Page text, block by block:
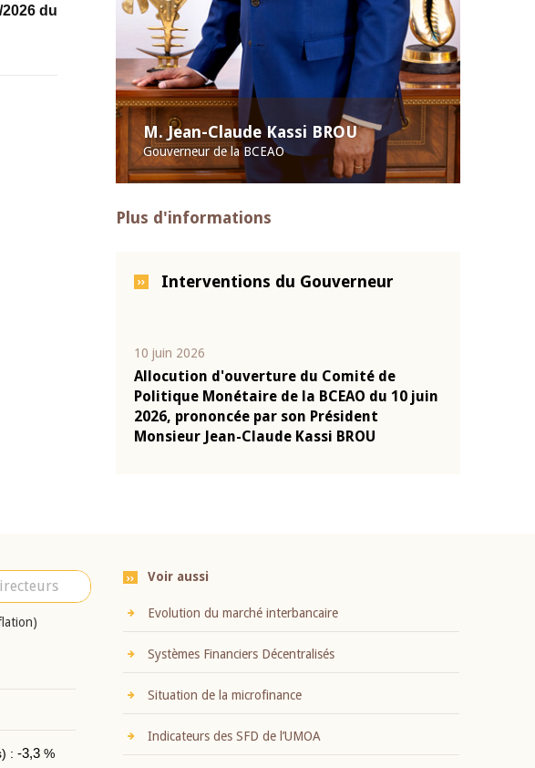
M. Jean-Claude Kassi BROU
Gouverneur de la BCEAO
Plus d'informations
Interventions du Gouverneur
10 juin 2026
Allocution d'ouverture du Comité de
Politique Monétaire de la BCEAO du 10 juin
2026, prononcée par son Président
Monsieur Jean-Claude Kassi BROU
du
: -3,3%
Voir aussi
Evolution du marché interbancaire
Systèmes Financiers Décentralisés
Situation de la microfinance
Indicateurs des SFD de l’UMOA